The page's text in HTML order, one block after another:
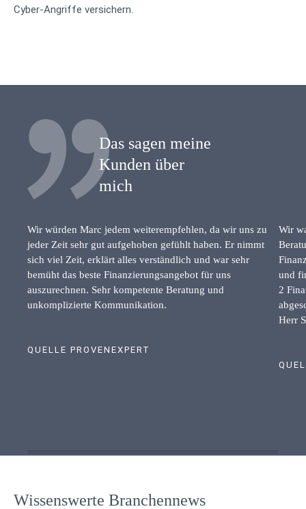
Cyber-Angriffe versichern.
Das sagen meine
Kunden über
mich
Wir würden Marc jedem weiterempfehlen, da wir uns zu
jeder Zeit sehr gut aufgehoben gefühlt haben. Er nimmt
sich viel Zeit, erklärt alles verständlich und war sehr
bemüht das beste Finanzierungsangebot für uns
auszurechnen. Sehr kompetente Beratung und
unkomplizierte Kommunikation.
QUELLE PROVENEXPERT
Wir
und
2
Herr
Wissenswerte Branchennews